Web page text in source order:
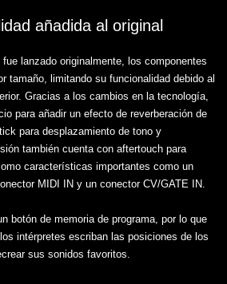
añadida al original
lanzado originalmente, los componentes
tamaño, limitando su funcionalidad debido al
Gracias a los cambios en la tecnología,
para añadir un efecto de reverberación de
para desplazamiento de tono y
también cuenta con aftertouch para
características importantes como un
MIDI IN y un conector CV/GATE IN.
botón de memoria de programa, por lo que
intérpretes escriban las posiciones de los
sus sonidos favoritos.